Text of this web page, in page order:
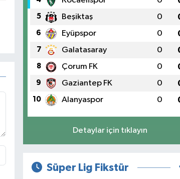
5 Beşiktaş 0
6 Eyüpspor 0
7 Galatasaray 0
8 Çorum FK 0
9 Gaziantep FK 0
10 Alanyaspor 0
Detaylar için tıklayın
Süper Lig Fikstür